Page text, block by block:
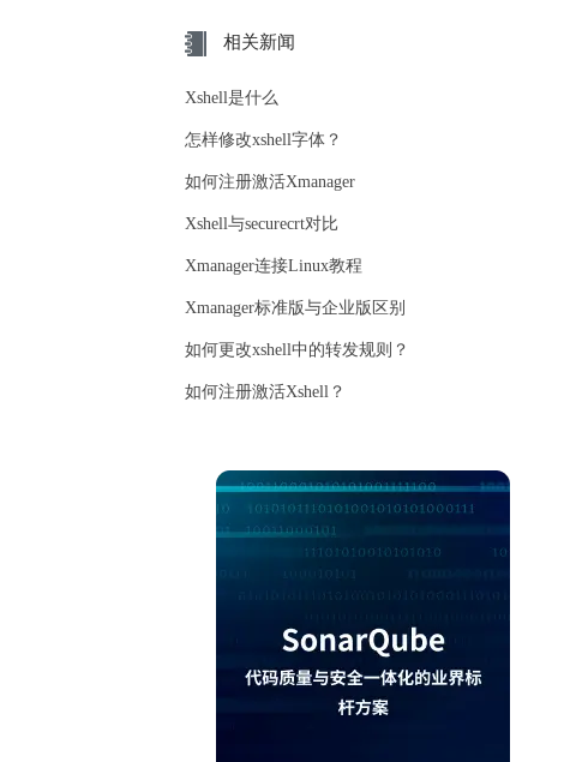
相关新闻
Xshell是什么
怎样修改xshell字体？
如何注册激活Xmanager
Xshell与securecrt对比
Xmanager连接Linux教程
Xmanager标准版与企业版区别
如何更改xshell中的转发规则？
如何注册激活Xshell？